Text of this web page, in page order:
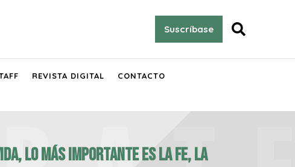
Suscríbase 
REVISTA DIGITAL
CONTACTO
lo más importante es la fe, la